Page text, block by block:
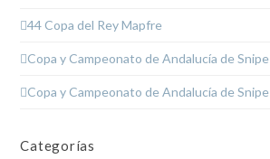
44 Copa del Rey Mapfre
Copa y Campeonato de Andalucía de Snipe
Copa y Campeonato de Andalucía de Snipe
Categorías